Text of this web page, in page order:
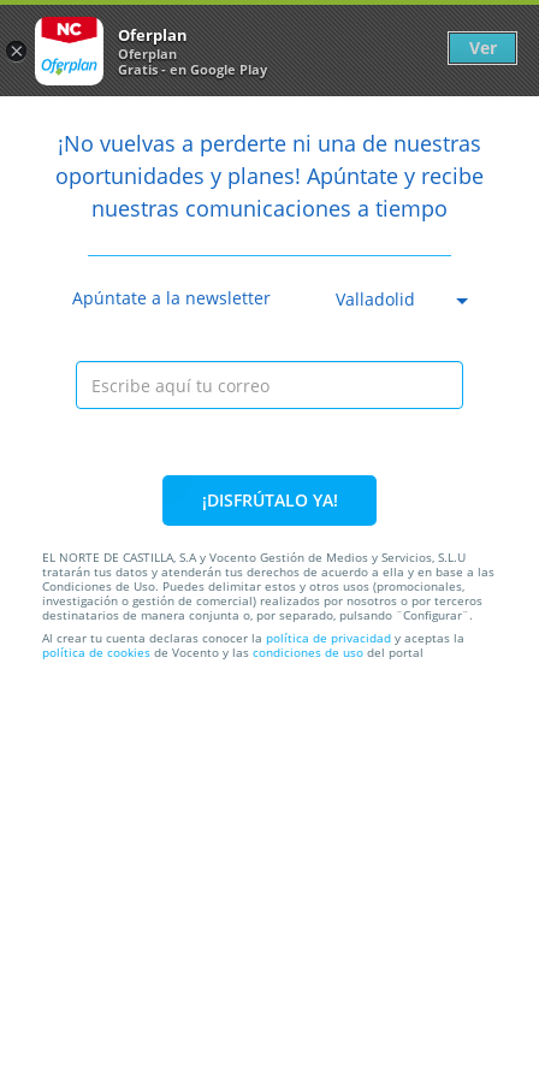

Caducada
Anterior
71% 35€ 10€
Laminado de cejas con depilación y tinte por solo
10€
Clau Beauty Calle Paraiso, 3, 47003. Valladolid.
arrow_back Newsletter
¡No vuelvas a perderte ni una de nuestras
oportunidades y planes! Apúntate y recibe
nuestras comunicaciones a tiempo
Apúntate a la newsletter Valladolid
¡DISFRÚTALO YA!
EL NORTE DE CASTILLA, S.A y Vocento Gestión de Medios y Servicios, S.L.U
tratarán tus datos y atenderán tus derechos de acuerdo a ella y en base a las
Condiciones de Uso. Puedes delimitar estos y otros usos (promocionales,
investigación o gestión de comercial) realizados por nosotros o por terceros
destinatarios de manera conjunta o, por separado, pulsando ¨Configurar¨.
Al crear tu cuenta declaras conocer la política de privacidad y aceptas la
política de cookies de Vocento y las condiciones de uso del portal
×
Oferplan
Oferplan
Gratis - en Google Play
Ver